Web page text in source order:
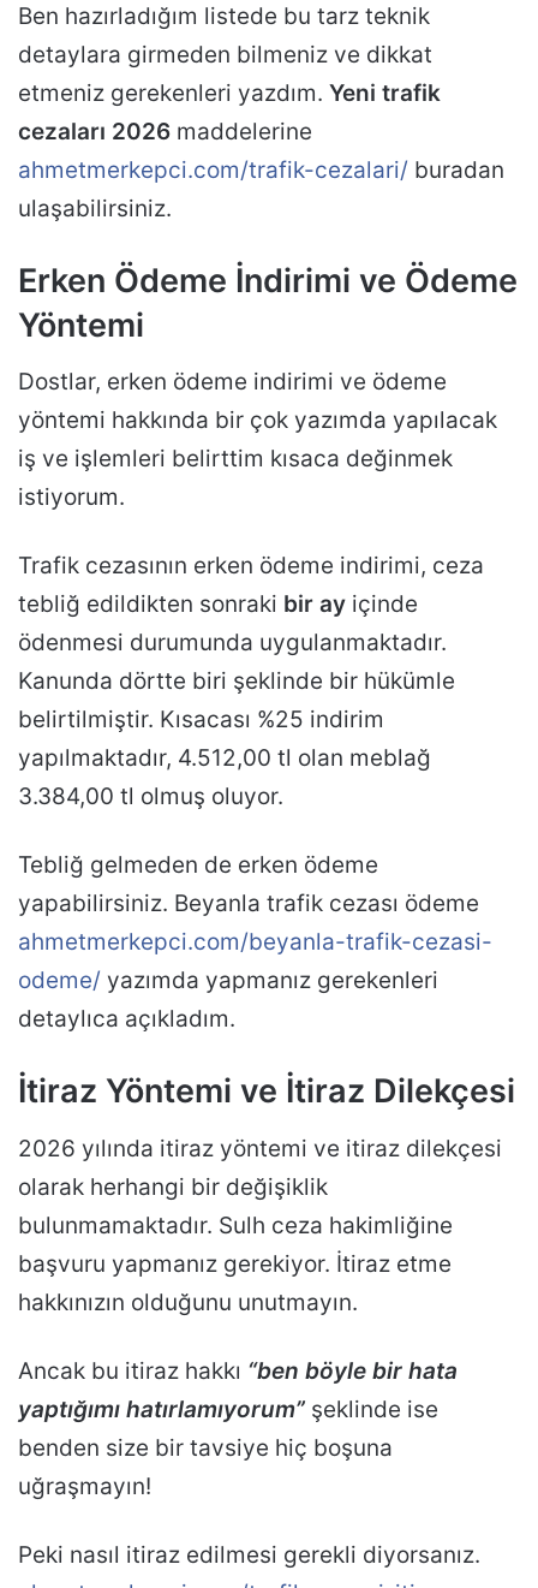
Ben hazırladığım listede bu tarz teknik
detaylara girmeden bilmeniz ve dikkat
etmeniz gerekenleri yazdım. Yeni trafik
cezaları 2026 maddelerine
ahmetmerkepci.com/trafik-cezalari/ buradan
ulaşabilirsiniz.
Erken Ödeme İndirimi ve Ödeme
Yöntemi
Dostlar, erken ödeme indirimi ve ödeme
yöntemi hakkında bir çok yazımda yapılacak
iş ve işlemleri belirttim kısaca değinmek
istiyorum.
Trafik cezasının erken ödeme indirimi, ceza
tebliğ edildikten sonraki bir ay içinde
ödenmesi durumunda uygulanmaktadır.
Kanunda dörtte biri şeklinde bir hükümle
belirtilmiştir. Kısacası %25 indirim
yapılmaktadır, 4.512,00 tl olan meblağ
3.384,00 tl olmuş oluyor.
Tebliğ gelmeden de erken ödeme
yapabilirsiniz. Beyanla trafik cezası ödeme
ahmetmerkepci.com/beyanla-trafik-cezasi-
odeme/ yazımda yapmanız gerekenleri
detaylıca açıkladım.
İtiraz Yöntemi ve İtiraz Dilekçesi
2026 yılında itiraz yöntemi ve itiraz dilekçesi
olarak herhangi bir değişiklik
bulunmamaktadır. Sulh ceza hakimliğine
başvuru yapmanız gerekiyor. İtiraz etme
hakkınızın olduğunu unutmayın.
Ancak bu itiraz hakkı “ben böyle bir hata
yaptığımı hatırlamıyorum” şeklinde ise
benden size bir tavsiye hiç boşuna
uğraşmayın!
Peki nasıl itiraz edilmesi gerekli diyorsanız.